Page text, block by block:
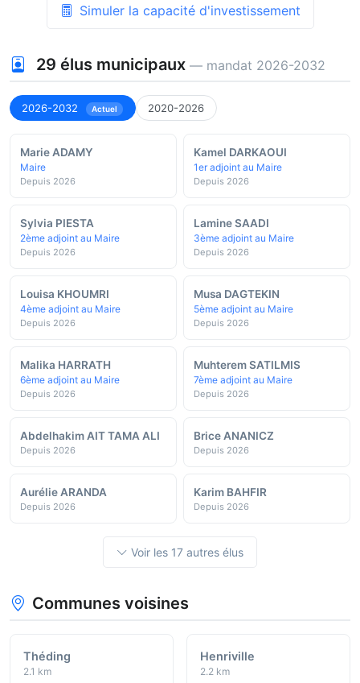
Simuler la capacité d'investissement
29 élus municipaux — mandat 2026-2032
2026-2032 Actuel 2020-2026
Marie ADAMY
Maire
Depuis 2026
Kamel DARKAOUI
1er adjoint au Maire
Depuis 2026
Sylvia PIESTA
2ème adjoint au Maire
Depuis 2026
Lamine SAADI
3ème adjoint au Maire
Depuis 2026
Louisa KHOUMRI
4ème adjoint au Maire
Depuis 2026
Musa DAGTEKIN
5ème adjoint au Maire
Depuis 2026
Malika HARRATH
6ème adjoint au Maire
Depuis 2026
Muhterem SATILMIS
7ème adjoint au Maire
Depuis 2026
Abdelhakim AIT TAMA ALI
Depuis 2026
Brice ANANICZ
Depuis 2026
Aurélie ARANDA
Depuis 2026
Karim BAHFIR
Depuis 2026
Voir les 17 autres élus
Communes voisines
Théding
2.1 km
Henriville
2.2 km